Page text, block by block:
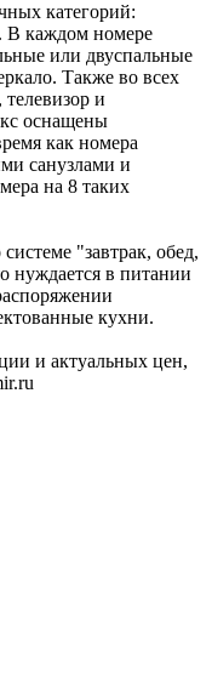
категорий:
В каждом номере
или двуспальные
Также во всех
и
оснащены
как номера
санузлами и
на 8 таких
"завтрак, обед,
нуждается в питании
кухни.
и актуальных цен,